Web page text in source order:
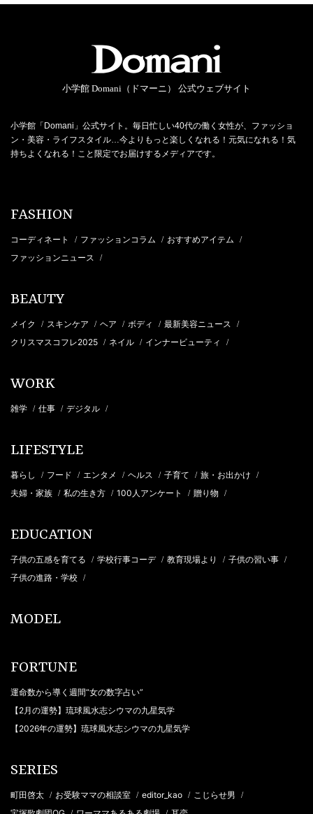
小学館 Domani（ドマーニ） 公式ウェブサイト
小学館「Domani」公式サイト。毎日忙しい40代の働く女性が、ファッショ
ン・美容・ライフスタイル…今よりもっと楽しくなれる！元気になれる！気
持ちよくなれる！こと限定でお届けするメディアです。
FASHION
コーディネート / ファッションコラム / おすすめアイテム /
ファッションニュース /
BEAUTY
メイク / スキンケア / ヘア / ボディ / 最新美容ニュース /
クリスマスコフレ2025 / ネイル / インナービューティ /
WORK
雑学 / 仕事 / デジタル /
LIFESTYLE
暮らし / フード / エンタメ / ヘルス / 子育て / 旅・お出かけ /
夫婦・家族 / 私の生き方 / 100人アンケート / 贈り物 /
EDUCATION
子供の五感を育てる / 学校行事コーデ / 教育現場より / 子供の習い事 /
子供の進路・学校 /
MODEL
FORTUNE
運命数から導く週間“女の数字占い”
【2月の運勢】琉球風水志シウマの九星気学
【2026年の運勢】琉球風水志シウマの九星気学
SERIES
町田啓太 / お受験ママの相談室 / editor_kao / こじらせ男 /